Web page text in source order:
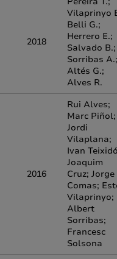
2018
Vilaprinyo
Belli G.;
Herrero E.;
Salvado B.;
Sorribas A.;
Altés G.;
Alves R.
2016
Rui Alves;
Marc Piñol;
Jordi
Vilaplana;
Ivan
Joaquim
Cruz; Jorge
Comas;
Vilaprinyo;
Albert
Sorribas;
Francesc
Solsona